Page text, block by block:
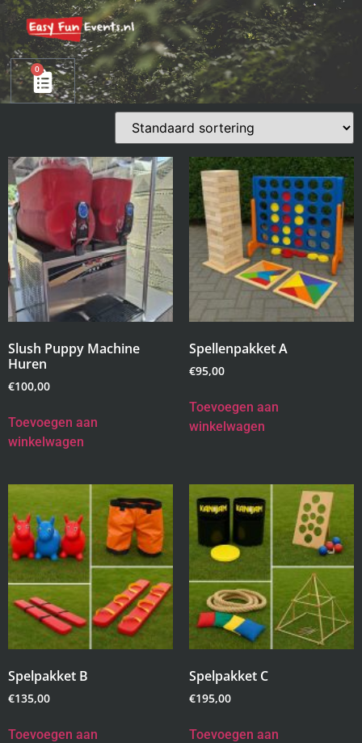
0
Slush Puppy Machine
Huren
€100,00
Toevoegen aan
winkelwagen
Spellenpakket A
€95,00
Toevoegen aan
winkelwagen
Spelpakket B
€135,00
Toevoegen aan
Spelpakket C
€195,00
Toevoegen aan